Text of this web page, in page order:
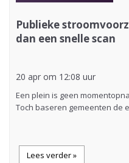
Publieke
dan een snelle scan
20 apr om 12:08 uur
Een plein is geen
Toch baseren gemeenten de
Lees verder »